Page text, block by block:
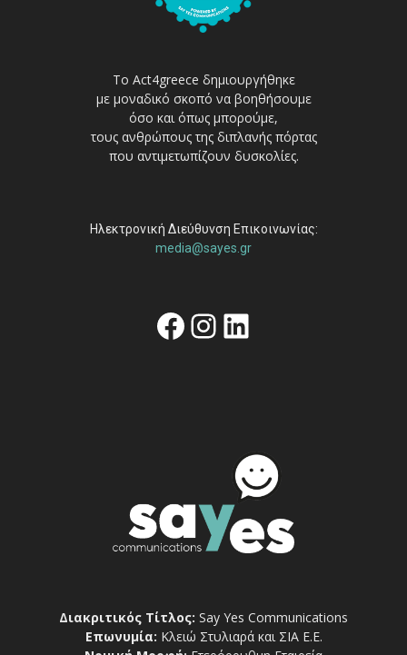
Το Act4greece δημιουργήθηκε
με μοναδικό σκοπό να βοηθήσουμε
όσο και όπως μπορούμε,
τους ανθρώπους της διπλανής πόρτας
που αντιμετωπίζουν δυσκολίες.
Ηλεκτρονική Διεύθυνση Επικοινωνίας:
media@sayes.gr
Facebook
Instagram
Linkedin
Διακριτικός Τίτλος: Say Yes Communications
Επωνυμία: Κλειώ Στυλιαρά και ΣΙΑ Ε.Ε.